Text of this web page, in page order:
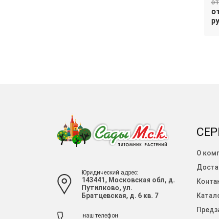
Юридический адрес:
143441, Московская обл, д.
Путилково, ул.
Братцевская, д. 6 кв. 7
наш телефон
О